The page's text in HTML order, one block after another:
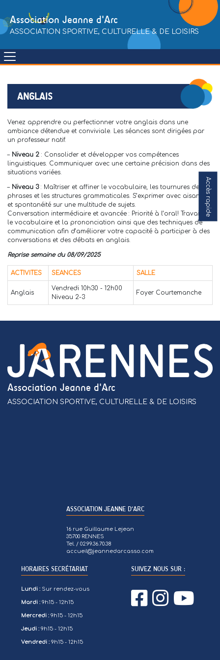
content
Association Jeanne d'Arc
ASSOCIATION SPORTIVE, CULTURELLE & DE LOISIRS
ANGLAIS
Venez apprendre ou perfectionner votre anglais dans une
ambiance détendue et conviviale. Les séances sont dirigées par
un professeur natif.
– Niveau 2 : Consolider et développer vos compétences
linguistiques. Communiquer avec une certaine précision dans des
situations variées.
– Niveau 3 : Maîtriser et affiner le vocabulaire, les tournures de
phrases et les structures grammaticales. S’exprimer avec aisance
et spontanéité sur une multitude de sujets.
Conversation intermédiaire et avancée : Priorité à l’oral! Travailler
le vocabulaire et la prononciation ainsi que des techniques de
communication afin d’améliorer votre capacité à participer à des
conversations et des débats en anglais.
Reprise semaine du 08/09/2025
ACTIVITES SEANCES SALLE
Anglais
Vendredi 10h30 - 12h00
Niveau 2-3
Foyer Courtemanche
Accès rapide
Association Jeanne d'Arc
ASSOCIATION SPORTIVE, CULTURELLE & DE LOISIRS
ASSOCIATION JEANNE D’ARC
16 rue Guillaume Lejean
35700 RENNES
Tel. / 02.99.36.70.38
accueil@jeannedarcasso.com
HORAIRES SECRÉTARIAT
Lundi : Sur rendez-vous
Mardi : 9h15 - 12h15
Mercredi :9h15 - 12h15
Jeudi :9h15 - 12h15
Vendredi :9h15 - 12h15
SUIVEZ NOUS SUR :